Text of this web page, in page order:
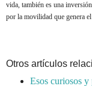
vida, también es una
por la movilidad que genera
Otros artículos
Esos curiosos y